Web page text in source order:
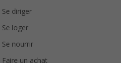
Se diriger
Se loger
Se nourrir
Faire un achat